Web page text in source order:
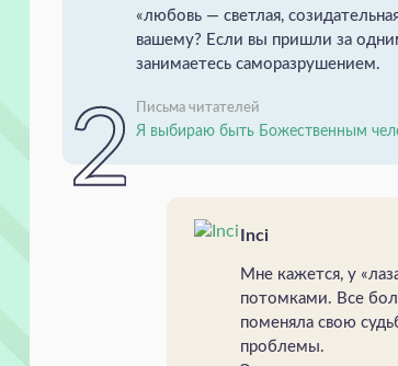
«любовь — светлая,
вашему? Если вы пришли за
занимаетесь саморазрушением.
Письма читателей
Я выбираю быть Божественным
Inci
Мне кажется, у
потомками. Все
поменяла свою
проблемы.